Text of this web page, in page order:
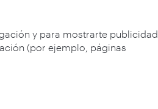
y para mostrarte publicidad
(por ejemplo, páginas